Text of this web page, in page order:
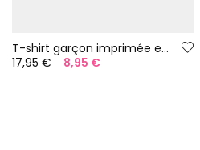
T-shirt garçon imprimée en jersey.
17,95 €
8,95 €